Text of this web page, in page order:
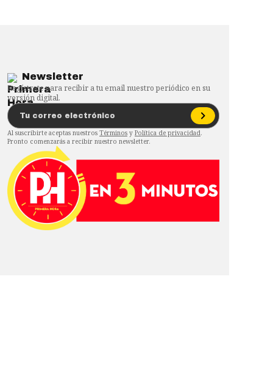
Newsletter
Regístrate para recibir a tu email nuestro periódico en su
versión digital.
Al suscribirte aceptas nuestros Términos y Política de privacidad.
Pronto comenzarás a recibir nuestro newsletter.